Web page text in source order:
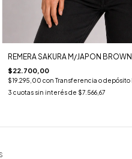
REMERA SAKURA M/JAPON BROWN
$22.700,00
$19.295,00con Transferencia o depósito
3 cuotas sin interés de $7.566,67